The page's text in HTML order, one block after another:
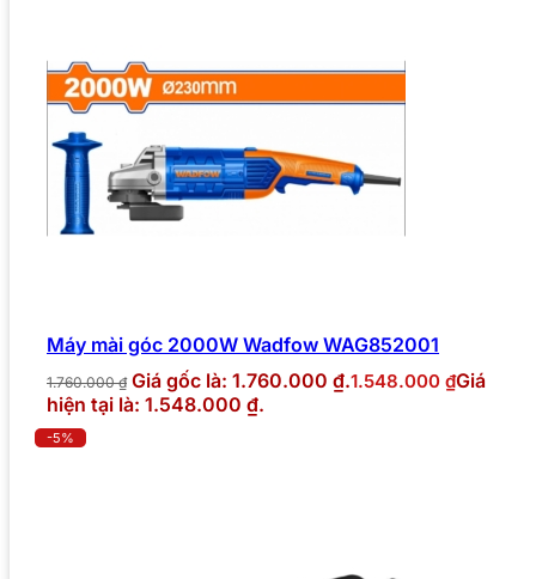
Máy mài góc 2000W Wadfow WAG852001
1.760.000₫ Giá gốc là: 1.760.000 ₫.1.548.000 ₫Giá
hiện tại là: 1.548.000 ₫.
-5%